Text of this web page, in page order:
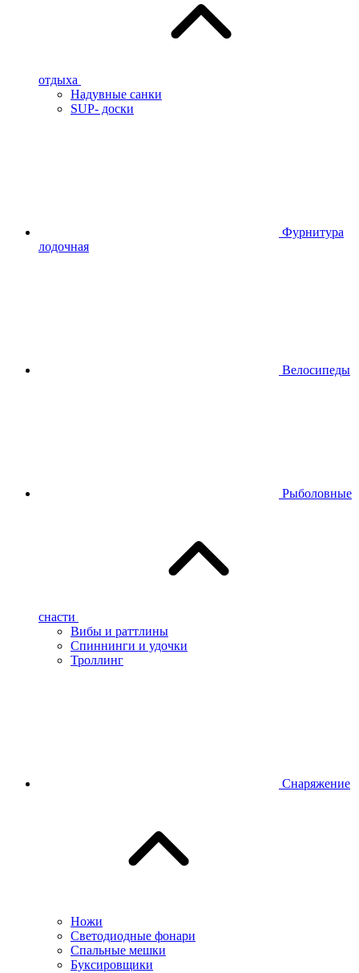
отдыха
Надувные санки
SUP- доски
Фурнитура
лодочная
Велосипеды
Рыболовные
снасти
Вибы и раттлины
Спиннинги и удочки
Троллинг
Снаряжение
Ножи
Светодиодные фонари
Спальные мешки
Буксировщики